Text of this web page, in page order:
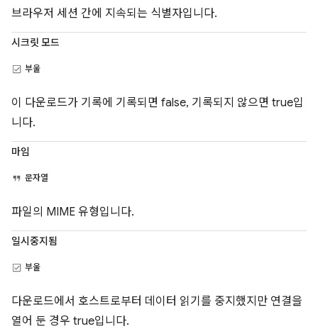
브라우저 세션 간에 지속되는 식별자입니다.
시크릿 모드
부울
이 다운로드가 기록에 기록되면 false, 기록되지 않으면 true입
니다.
마임
문자열
파일의 MIME 유형입니다.
일시중지됨
부울
다운로드에서 호스트로부터 데이터 읽기를 중지했지만 연결을
열어 둔 경우 true입니다.